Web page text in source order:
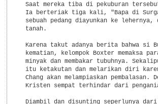
Saat mereka tiba di pekuburan
Ia berteriak tiga kali, "Bapa di
sebuah pedang diayunkan ke lehernya,
  tanah.
Karena takut adanya berita bahwa si
kematian, kelompok Boxter memaksa
minyak dan membakar tubuhnya.
itu ketakutan dan melarikan diri
Chang akan melampiaskan pembalasan.
Kristen sempat terhindar dari
Diambil dan disunting seperlunya